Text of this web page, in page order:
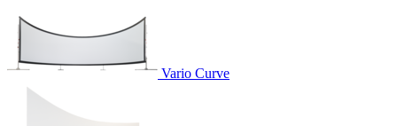
Vario Curve